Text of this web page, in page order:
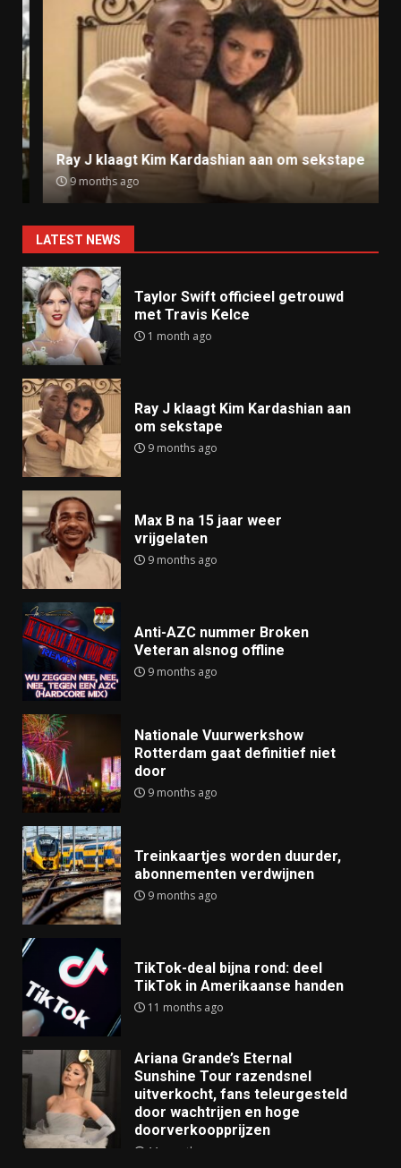
Ray J klaagt Kim Kardashian aan om sekstape
9 months ago
LATEST NEWS
Taylor Swift officieel getrouwd
met Travis Kelce
1 month ago
Ray J klaagt Kim Kardashian aan
om sekstape
9 months ago
Max B na 15 jaar weer
vrijgelaten
9 months ago
Anti-AZC nummer Broken
Veteran alsnog offline
9 months ago
Nationale Vuurwerkshow
Rotterdam gaat definitief niet
door
9 months ago
Treinkaartjes worden duurder,
abonnementen verdwijnen
9 months ago
TikTok-deal bijna rond: deel
TikTok in Amerikaanse handen
11 months ago
Ariana Grande’s Eternal
Sunshine Tour razendsnel
uitverkocht, fans teleurgesteld
door wachtrijen en hoge
doorverkoopprijzen
11 months ago